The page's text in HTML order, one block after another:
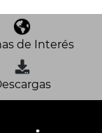
de Interés